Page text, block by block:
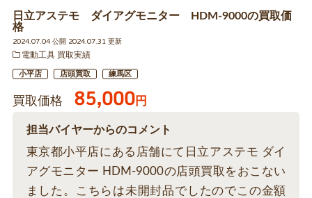
日立アステモ ダイアグモニター HDM-9000の買取価
格
2024.07.04 公開 2024.07.31 更新
電動工具 買取実績
小平店 店頭買取 練馬区
買取価格 85,000円
担当バイヤーからのコメント
東京都小平店にある店舗にて日立アステモ ダイ
アグモニター HDM-9000の店頭買取をおこない
ました。こちらは未開封品でしたのでこの金額